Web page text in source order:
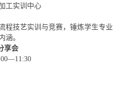
工实训中心
程技艺实训与竞赛，锤炼学生专业
涵。
享会